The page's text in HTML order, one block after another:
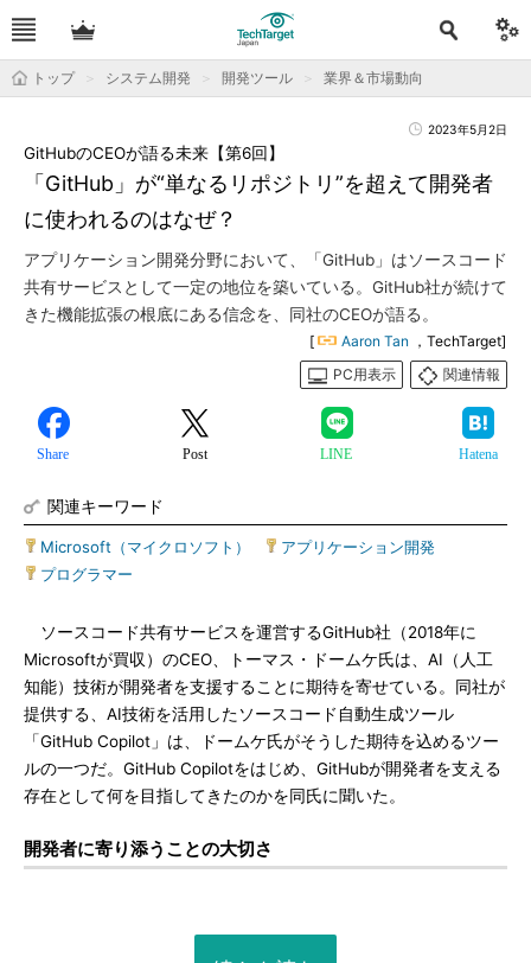
トップ システム開発 開発ツール 業界＆市場動向
2023年5月2日
「GitHub」が“単なるリポジトリ”を超えて開発者
に使われるのはなぜ？
GitHubのCEOが語る未来【第6回】
アプリケーション開発分野において、「GitHub」はソースコード
共有サービスとして一定の地位を築いている。GitHub社が続けて
きた機能拡張の根底にある信念を、同社のCEOが語る。
[ Aaron Tan ，TechTarget]
PC用表示
関連情報
Share Post LINE Hatena
関連キーワード
Microsoft（マイクロソフト） アプリケーション開発
プログラマー
ソースコード共有サービスを運営するGitHub社（2018年に
Microsoftが買収）のCEO、トーマス・ドームケ氏は、AI（人工
知能）技術が開発者を支援することに期待を寄せている。同社が
提供する、AI技術を活用したソースコード自動生成ツール
「GitHub Copilot」は、ドームケ氏がそうした期待を込めるツー
ルの一つだ。GitHub Copilotをはじめ、GitHubが開発者を支える
存在として何を目指してきたのかを同氏に聞いた。
開発者に寄り添うことの大切さ